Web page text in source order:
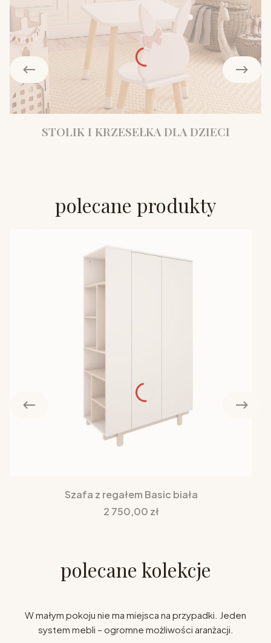
STOLIK I KRZESEŁKA DLA DZIECI
polecane produkty
Szafa z regałem Basic biała
Cena
2 750,00 zł
polecane kolekcje
W małym pokoju nie ma miejsca na przypadki. Jeden
system mebli – ogromne możliwości aranżacji.